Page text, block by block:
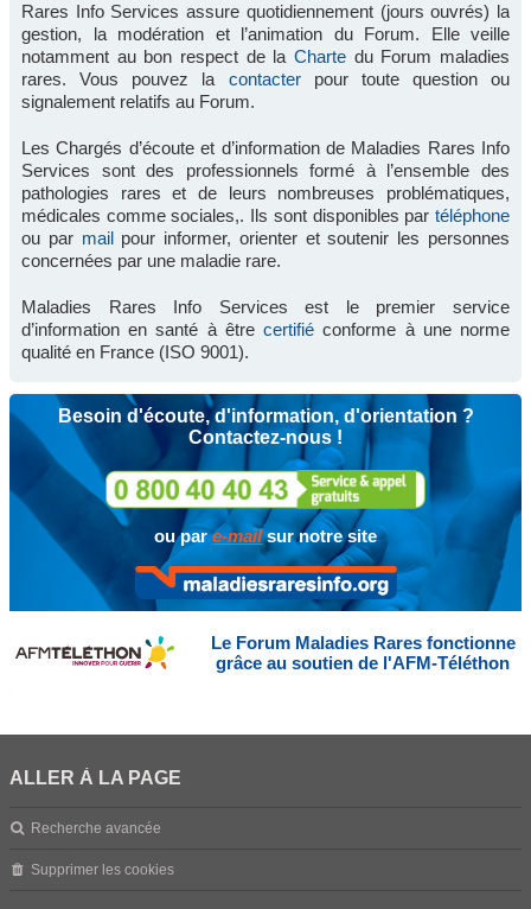
Rares Info Services assure quotidiennement (jours ouvrés) la
gestion, la modération et l’animation du Forum. Elle veille
notamment au bon respect de la Charte du Forum maladies
rares. Vous pouvez la contacterpour toute question ou
signalement relatifs au Forum.
Les Chargés d’écoute et d’information de Maladies Rares Info
Services sont des professionnels formé à l’ensemble des
pathologies rares et de leurs nombreuses problématiques,
médicales comme sociales,. Ils sont disponibles par téléphone
ou par mailpour informer, orienter et soutenir les personnes
concernées par une maladie rare.
Maladies Rares Info Services est le premier service
d’information en santé à êtrecertifié conforme à une norme
qualité en France (ISO 9001).
Besoin d'écoute, d'information, d'orientation ?
Contactez-nous !
ou pare-mailsur notre site
Le Forum Maladies Rares fonctionne
grâce au soutien de l'AFM-Téléthon
ALLER À LA PAGE
Recherche avancée
Supprimer les cookies